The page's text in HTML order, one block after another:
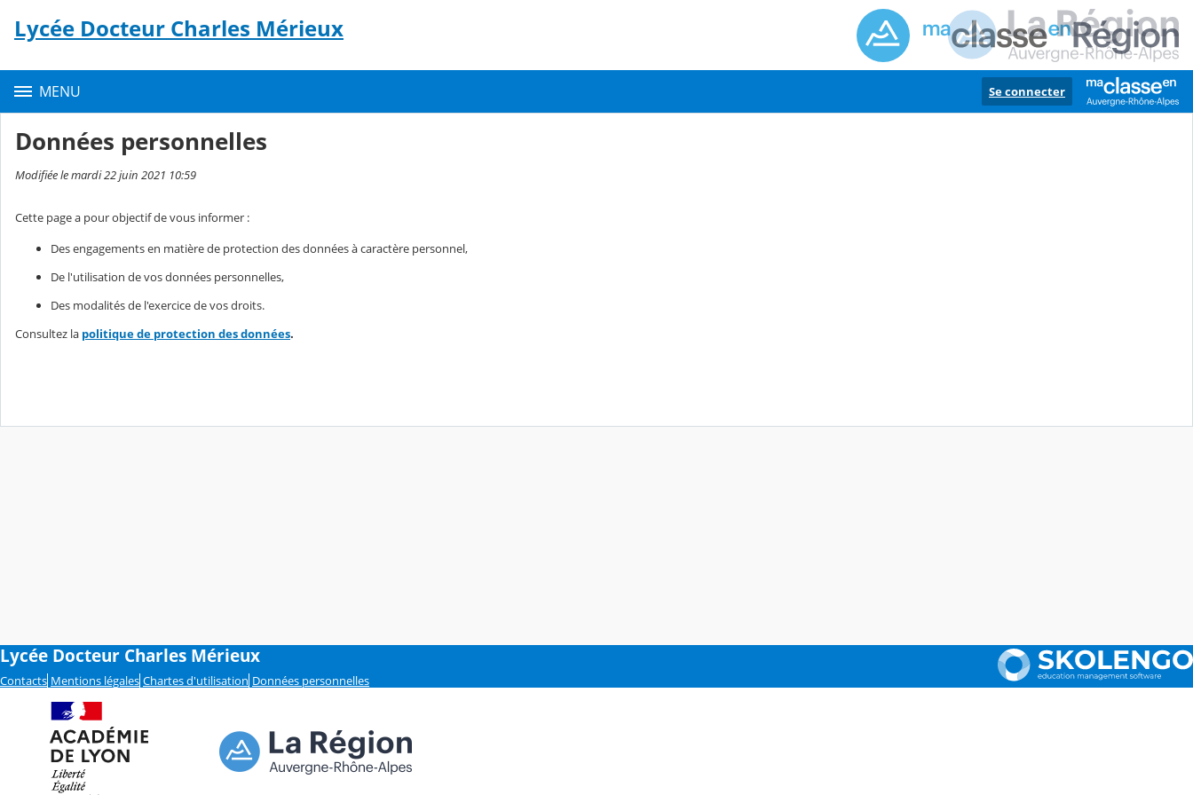
Contenu
Lycée Docteur Charles Mérieux
MENU Se connecter
Données personnelles
Modifiée le mardi 22 juin 2021 10:59
Cette page a pour objectif de vous informer :
Des engagements en matière de protection des données à caractère personnel,
De l'utilisation de vos données personnelles,
Des modalités de l'exercice de vos droits.
Consultez la politique de protection des données.
Lycée Docteur Charles Mérieux
Contacts Mentions légales Chartes d'utilisation Données personnelles